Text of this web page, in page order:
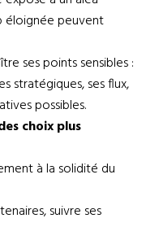
éloignée peuvent
ses points sensibles :
stratégiques, ses flux,
possibles.
choix plus
à la solidité du
suivre ses